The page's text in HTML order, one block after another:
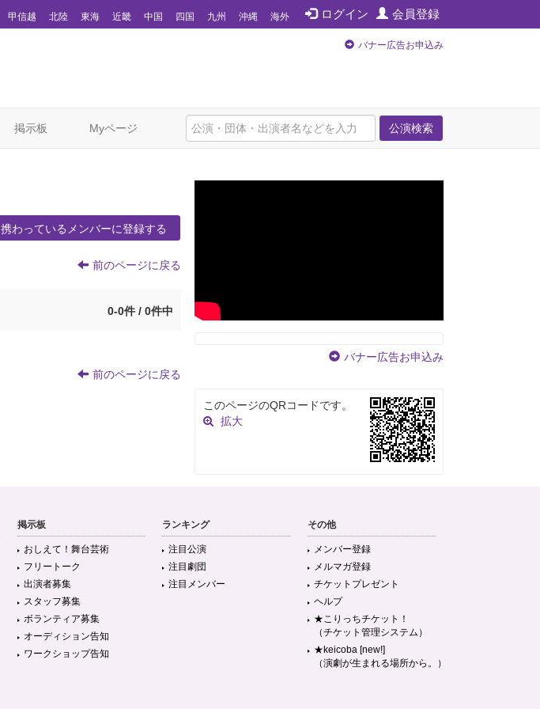
ログイン 会員登録
甲信越 北陸 東海 近畿 中国 四国 九州 沖縄 海外
バナー広告お申込み
公演検索
掲示板 Myページ
携わっているメンバーに登録する
前のページに戻る
0-0件 / 0件中
前のページに戻る
バナー広告お申込み
このページのQRコードです。
拡大
掲示板
おしえて！舞台芸術
フリートーク
出演者募集
スタッフ募集
ボランティア募集
オーディション告知
ワークショップ告知
ランキング
注目公演
注目劇団
注目メンバー
その他
メンバー登録
メルマガ登録
チケットプレゼント
ヘルプ
★こりっちチケット！
（チケット管理システム）
★keicoba [new!]
（演劇が生まれる場所から。）